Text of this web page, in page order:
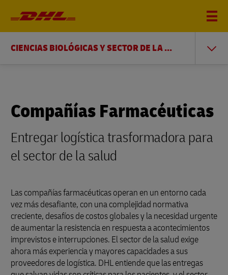
CIENCIAS BIOLÓGICAS Y SECTOR DE LA SALUD
Compañías Farmacéuticas
Entregar logística trasformadora para
el sector de la salud
Las compañías farmacéuticas operan en un entorno cada
vez más desafiante, con una complejidad normativa
creciente, desafíos de costos globales y la necesidad urgente
de aumentar la resistencia en respuesta a acontecimientos
imprevistos e interrupciones. El sector de la salud exige
ahora más experiencia y mayores capacidades a sus
proveedores de logística. DHL entiende que las entregas